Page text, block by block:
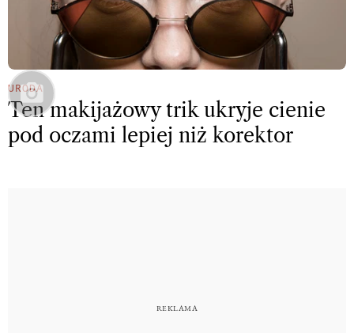
URODA
Ten makijażowy trik ukryje cienie
pod oczami lepiej niż korektor